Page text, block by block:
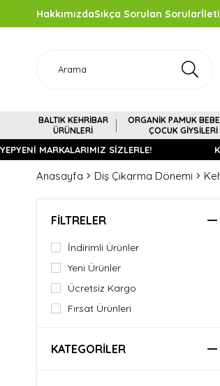
HakkımızdaSıkça Sorulan Sorular
BALTIK KEHRİBAR
ÜRÜNLERİ
ORGANİK PAMUK
ÇOCUK GİYSİLERİ
YEPYENİ MARKALARIMIZ SİZLERLE!
Anasayfa Diş Çıkarma Dönemi
FILTRELER
İndirimli Ürünler
Yeni Ürünler
Ücretsiz Kargo
Fırsat Ürünleri
KATEGORILER